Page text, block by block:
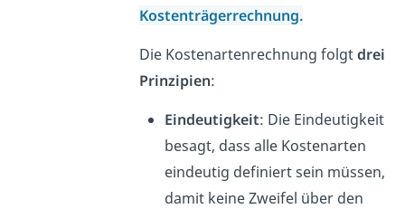
Kostenträgerrechnung.
Die Kostenartenrechnung folgtdrei
Prinzipien:
Eindeutigkeit: Die Eindeutigkeit
besagt, dass alle Kostenarten
eindeutig definiert sein müssen,
damit keine Zweifel über den